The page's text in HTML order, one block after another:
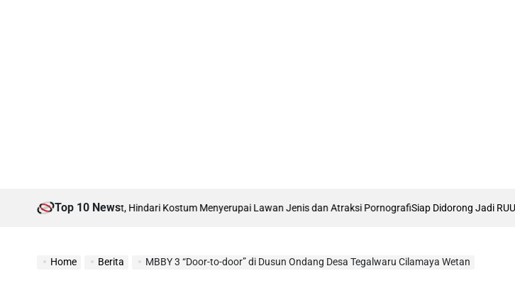
Top 10 News
Hindari Kostum Menyerupai Lawan Jenis dan Atraksi PornografiSiap Didorong Jadi RUU Nasional, Draft
Home Berita MBBY 3 “Door-to-door” di Dusun Ondang Desa Tegalwaru Cilamaya Wetan